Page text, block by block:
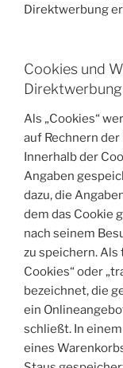
Direktwerbung
Cookies und
Direktwerbung
Als „Cookies“
auf Rechnern
Innerhalb der
Angaben
dazu, die
dem das Cookie
nach seinem
zu speichern. Als
Cookies“ oder
bezeichnet, die
ein
schließt. In
eines